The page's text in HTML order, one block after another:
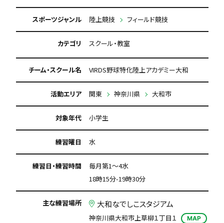
スポーツジャンル 陸上競技 フィールド競技
カテゴリ スクール・教室
チーム・スクール名 VIRDS野球特化陸上アカデミー大和
活動エリア 関東 神奈川県 大和市
対象年代 小学生
練習曜日 水
練習日・練習時間
毎月第1～4水
18時15分-19時30分
主な練習場所 大和なでしこスタジアム
神奈川県大和市上草柳１丁目１ MAP